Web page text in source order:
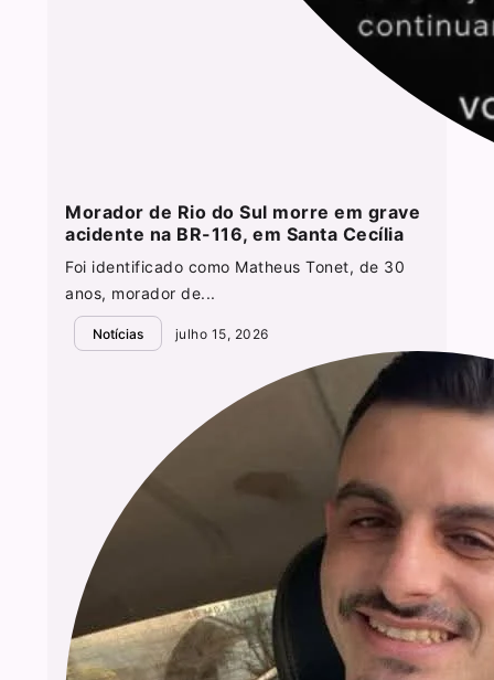
Morador de Rio do Sul morre em grave
acidente na BR-116, em Santa Cecília
Foi identificado como Matheus Tonet, de 30
anos, morador de...
Notícias julho 15, 2026